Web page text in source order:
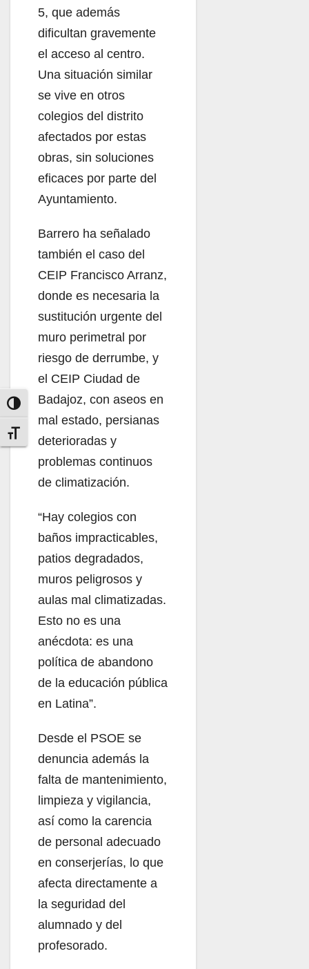
Alternar alto contraste
Alternar tamaño de letra
5, que además
dificultan gravemente
el acceso al centro.
Una situación similar
se vive en otros
colegios del distrito
afectados por estas
obras, sin soluciones
eficaces por parte del
Ayuntamiento.
Barrero ha señalado
también el caso del
CEIP Francisco Arranz,
donde es necesaria la
sustitución urgente del
muro perimetral por
riesgo de derrumbe, y
el CEIP Ciudad de
Badajoz, con aseos en
mal estado, persianas
deterioradas y
problemas continuos
de climatización.
“Hay colegios con
baños impracticables,
patios degradados,
muros peligrosos y
aulas mal climatizadas.
Esto no es una
anécdota: es una
política de abandono
de la educación pública
en Latina”.
Desde el PSOE se
denuncia además la
falta de mantenimiento,
limpieza y vigilancia,
así como la carencia
de personal adecuado
en conserjerías, lo que
afecta directamente a
la seguridad del
alumnado y del
profesorado.